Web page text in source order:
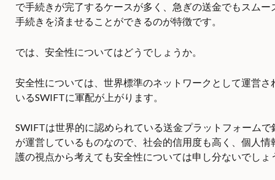
で手続きが完了するケースが多く、急ぎの送金でもスムー
手続きを済ませることができるのが特徴です。
では、安全性についてはどうでしょうか。
安全性については、世界標準のネットワークとして運営さ
いるSWIFTに軍配が上がります。
SWIFTは世界的に認められている送金プラットフォームで
が運営しているものなので、社会的信用度も高く、個人情
護の視点から考えても安全性については申し分ないでしょ